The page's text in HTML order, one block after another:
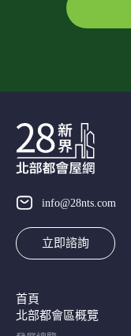
info@28nts.com
立即諮詢
首頁
北部都會區概覽​